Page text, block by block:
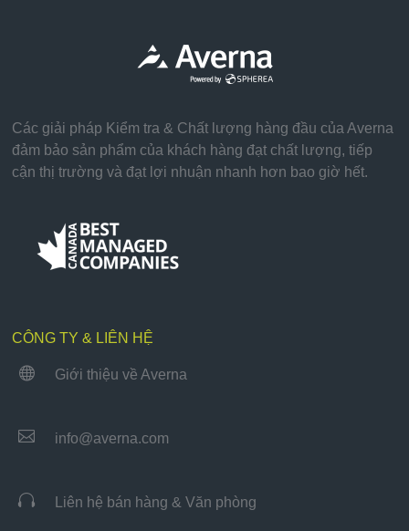
Các giải pháp Kiểm tra & Chất lượng hàng đầu của Averna
đảm bảo sản phẩm của khách hàng đạt chất lượng, tiếp
cận thị trường và đạt lợi nhuận nhanh hơn bao giờ hết.
CÔNG TY & LIÊN HỆ
 Giới thiệu về Averna
 info@averna.com
 Liên hệ bán hàng & Văn phòng